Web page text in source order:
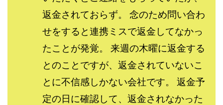
返金されておらず。 念のため問い合わ
せをすると連携ミスで返金してなかっ
たことが発覚。 来週の木曜に返金する
とのことですが、返金されていないこ
とに不信感しかない会社です。 返金予
定の日に確認して、返金されなかった
ジーニアスブラックボックス
スーパースマイル(SUPER SMILE)
スキマ時間で稼ぐ Job Lob
スキマ時間の有効活用
スクエア株式会社
スター・プラチナ
スマート副業
スマホのビジネス
スマート資産形成(LDF)
スマキャン(SMACAN)
スマナビ.com
スマホ1台でどこでも副収入
スマホアベンジャー